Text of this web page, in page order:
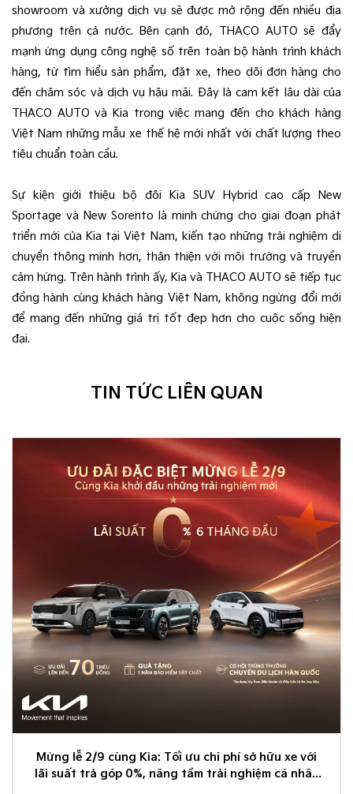
showroom và xưởng dịch vụ sẽ được mở rộng đến nhiều địa
phương trên cả nước. Bên cạnh đó, THACO AUTO sẽ đẩy
mạnh ứng dụng công nghệ số trên toàn bộ hành trình khách
hàng, từ tìm hiểu sản phẩm, đặt xe, theo dõi đơn hàng cho
đến chăm sóc và dịch vụ hậu mãi. Đây là cam kết lâu dài của
THACO AUTO và Kia trong việc mang đến cho khách hàng
Việt Nam những mẫu xe thế hệ mới nhất với chất lượng theo
tiêu chuẩn toàn cầu.
Sự kiện giới thiệu bộ đôi Kia SUV Hybrid cao cấp New
Sportage và New Sorento là minh chứng cho giai đoạn phát
triển mới của Kia tại Việt Nam, kiến tạo những trải nghiệm di
chuyển thông minh hơn, thân thiện với môi trường và truyền
cảm hứng. Trên hành trình ấy, Kia và THACO AUTO sẽ tiếp tục
đồng hành cùng khách hàng Việt Nam, không ngừng đổi mới
để mang đến những giá trị tốt đẹp hơn cho cuộc sống hiện
đại.
TIN TỨC LIÊN QUAN
Mừng lễ 2/9 cùng Kia: Tối ưu chi phí sở hữu xe với
lãi suất trả góp 0%, nâng tầm trải nghiệm cá nhân